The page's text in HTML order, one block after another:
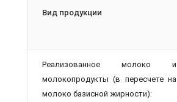
Вид продукции
Реализованное молоко и
молокопродукты (в пересчете на
молоко базисной жирности):